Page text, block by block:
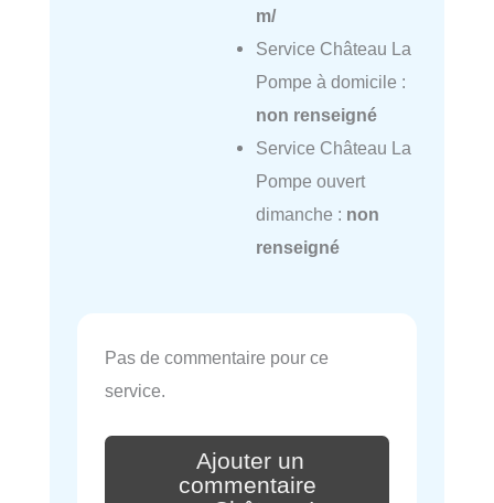
m/
Service Château La
Pompe à domicile :
non renseigné
Service Château La
Pompe ouvert
dimanche : non
renseigné
Pas de commentaire pour ce
service.
Ajouter un
commentaire